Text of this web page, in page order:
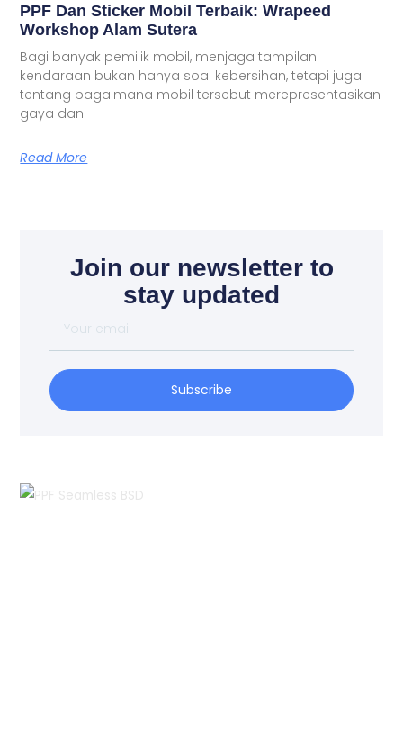
PPF Dan Sticker Mobil Terbaik: Wrapeed
Workshop Alam Sutera
Bagi banyak pemilik mobil, menjaga tampilan
kendaraan bukan hanya soal kebersihan, tetapi juga
tentang bagaimana mobil tersebut merepresentasikan
gaya dan
Read More
Join our newsletter to
stay updated
email
Subscribe